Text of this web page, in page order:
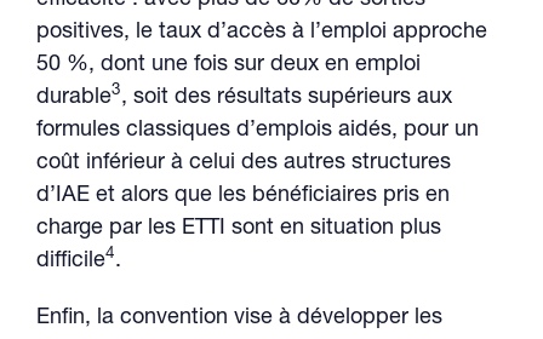
positives, le taux d’accès à l’emploi approche
50 %, dont une fois sur deux en emploi
durable3, soit des résultats supérieurs aux
formules classiques d’emplois aidés, pour un
coût inférieur à celui des autres structures
d’IAE et alors que les bénéficiaires pris en
charge par les ETTI sont en situation plus
difficile4.
Enfin, la convention vise à développer les